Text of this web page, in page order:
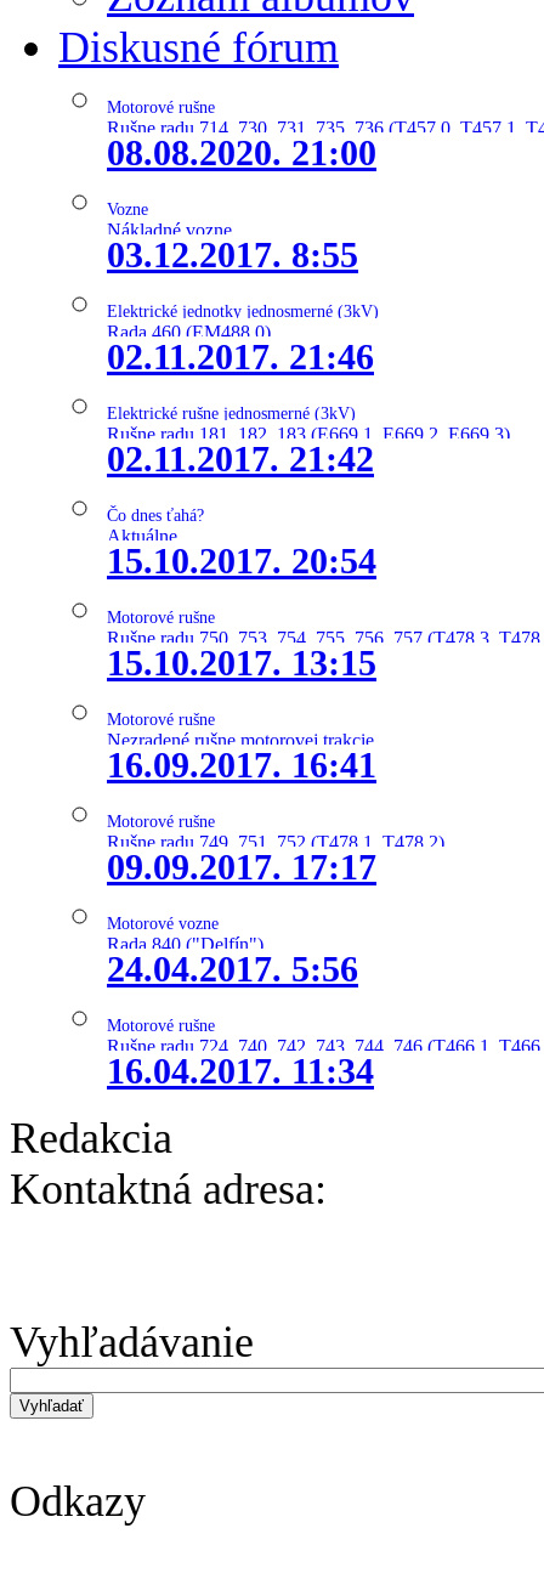
Diskusné fórum
Motorové rušne
Rušne radu 714, 730, 731, 735, 736 (T457.0, T457.1,
08.08.2020. 21:00
Vozne
Nákladné vozne
03.12.2017. 8:55
Elektrické jednotky jednosmerné (3kV)
Rada 460 (EM488.0)
02.11.2017. 21:46
Elektrické rušne jednosmerné (3kV)
Rušne radu 181, 182, 183 (E669.1, E669.2, E669.3)
02.11.2017. 21:42
Čo dnes ťahá?
Aktuálne
15.10.2017. 20:54
Motorové rušne
Rušne radu 750, 753, 754, 755, 756, 757 (T478.3,
15.10.2017. 13:15
Motorové rušne
Nezradené rušne motorovej trakcie
16.09.2017. 16:41
Motorové rušne
Rušne radu 749, 751, 752 (T478.1, T478.2)
09.09.2017. 17:17
Motorové vozne
Rada 840 ("Delfín")
24.04.2017. 5:56
Motorové rušne
Rušne radu 724, 740, 742, 743, 744, 746 (T466.1,
16.04.2017. 11:34
Redakcia
Kontaktná adresa:
Vyhľadávanie
Odkazy